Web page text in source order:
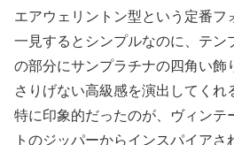
エアウェリントン型という定番フ
一見するとシンプルなのに、テン
の部分にサンプラチナの四角い飾
さりげない高級感を演出してくれ
特に印象的だったのが、ヴィンテ
トのジッパーからインスパイア